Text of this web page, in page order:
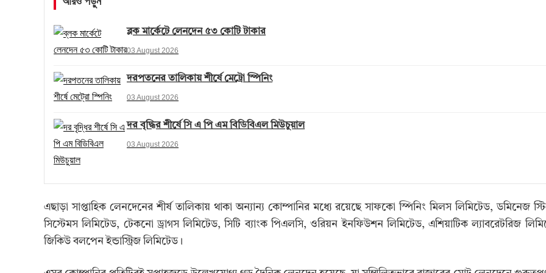
ব্লক মার্কেটে লেনদেন ৫৩ কোটি টাকার
03 August 2026
দরপতনের তালিকায় শীর্ষে মেট্রো স্পিনিং
03 August 2026
দর বৃদ্ধির শীর্ষে সি এ পি এম বিডিবিএল মিউচুয়াল
03 August 2026
এছাড়া সাপ্তাহিক লেনদেনের শীর্ষ তালিকায় থাকা অন্যান্য কোম্পানির মধ্যে রয়েছে সাফকো স্পিনিং মিলস লিমিটেড, ডমিনেজ
সিস্টেমস লিমিটেড, টেকনো ড্রাগস লিমিটেড, সিটি ব্যাংক পিএলসি, ওরিয়ন ইনফিউশন লিমিটেড, এশিয়াটিক ল্যাবরেটরিজ
জিকিউ বলপেন ইন্ডাস্ট্রিজ লিমিটেড।